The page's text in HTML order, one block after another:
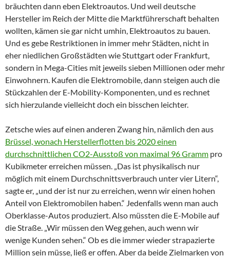
bräuchten dann eben Elektroautos. Und weil deutsche
Hersteller im Reich der Mitte die Marktführerschaft behalten
wollten, kämen sie gar nicht umhin, Elektroautos zu bauen.
Und es gebe Restriktionen in immer mehr Städten, nicht in
eher niedlichen Großstädten wie Stuttgart oder Frankfurt,
sondern in Mega-Cities mit jeweils sieben Millionen oder mehr
Einwohnern. Kaufen die Elektromobile, dann steigen auch die
Stückzahlen der E-Mobility-Komponenten, und es rechnet
sich hierzulande vielleicht doch ein bisschen leichter.
Zetsche wies auf einen anderen Zwang hin, nämlich den aus
Brüssel, wonach Herstellerflotten bis 2020 einen
durchschnittlichen CO2-Ausstoß von maximal 96 Gramm pro
Kubikmeter erreichen müssen. „Das ist physikalisch nur
möglich mit einem Durchschnittsverbrauch unter vier Litern“,
sagte er, „und der ist nur zu erreichen, wenn wir einen hohen
Anteil von Elektromobilen haben.“ Jedenfalls wenn man auch
Oberklasse-Autos produziert. Also müssten die E-Mobile auf
die Straße. „Wir müssen den Weg gehen, auch wenn wir
wenige Kunden sehen.“ Ob es die immer wieder strapazierte
Million sein müsse, ließ er offen. Aber da beide Zielmarken von